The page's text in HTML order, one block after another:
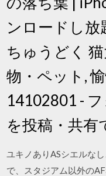
ンロードし放
ちゅうどく
物・ペット,
14102801 -
を投稿・共有
ユキノありASシエルな
で、スタジアム以外の